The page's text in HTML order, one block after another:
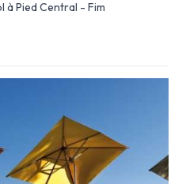
à Pied Central - Fim